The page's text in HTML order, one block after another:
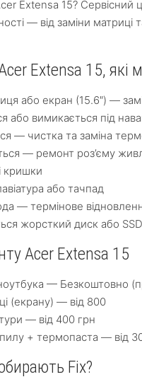
Extensa 15?
— від заміни
Extensa 15, які
або екран (15.6″) —
або вимикається під
— чистка та заміна
— ремонт роз’єму
кришки
або тачпад
— термінове
жорсткий диск або SSD
Acer Extensa 15
— Безкоштовно
(екрану) — від 800
— від 400 грн
+ термопаста — від
Fix?